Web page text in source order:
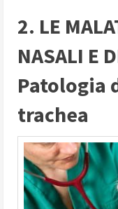
2. LE
NASALI E
Patologia
trachea